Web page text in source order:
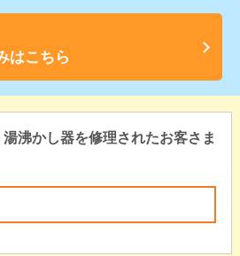
はこちら
沸かし器を修理されたお客さま